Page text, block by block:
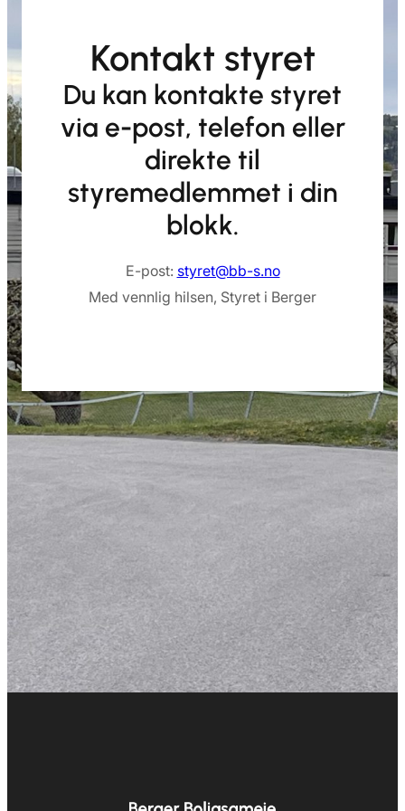
Kontakt styret
Du kan kontakte styret
via e-post, telefon eller
direkte til
styremedlemmet i din
blokk.
E-post: styret@bb-s.no
Med vennlig hilsen, Styret i Berger